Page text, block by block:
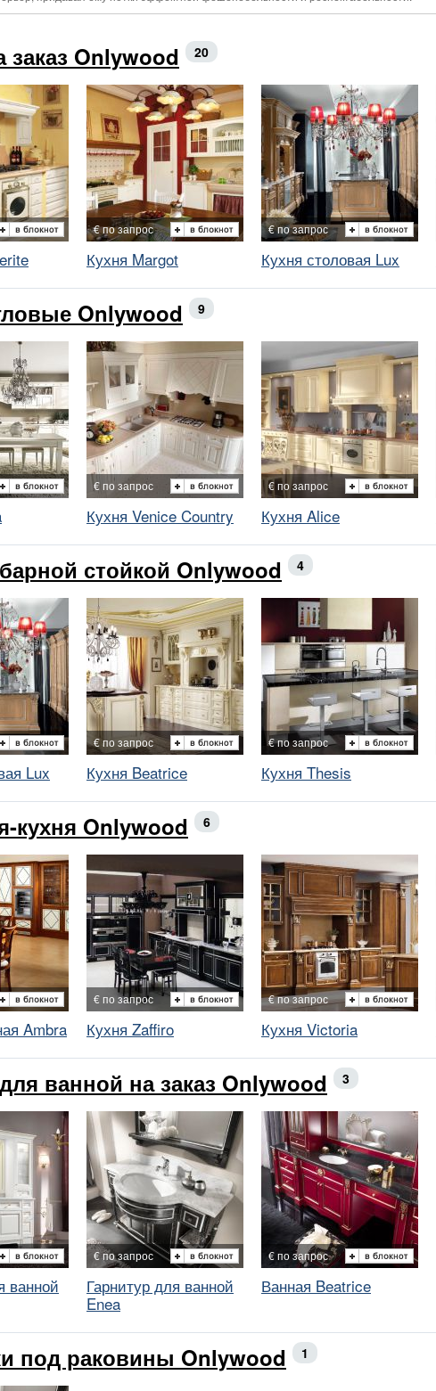
заказ Onlywood 20
€ по запрос
Кухня Margot
€ по запрос
Кухня столовая Lux
Onlywood 9
€ по запрос
Кухня Venice Country
€ по запрос
Кухня Alice
стойкой Onlywood 4
Lux
€ по запрос
Кухня Beatrice
€ по запрос
Кухня Thesis
кухня Onlywood 6
Ambra
€ по запрос
Кухня Zaffiro
€ по запрос
Кухня Victoria
ванной на заказ Onlywood 3
ванной
€ по запрос
Гарнитур для ванной
Enea
€ по запрос
Ванная Beatrice
под раковины Onlywood 1